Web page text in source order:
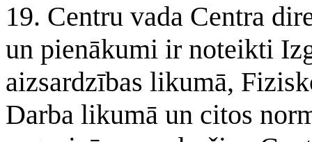
19. Centru vada Centra
un pienākumi ir noteikti
aizsardzības likumā,
Darba likumā un citos